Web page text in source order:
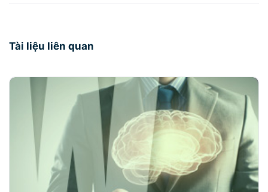
Tài liệu liên quan